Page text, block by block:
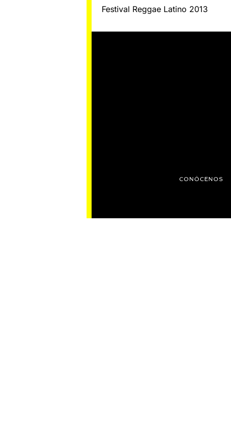
5
Navegación
de
Festival Reggae Latino 2013
CONÓCENOS